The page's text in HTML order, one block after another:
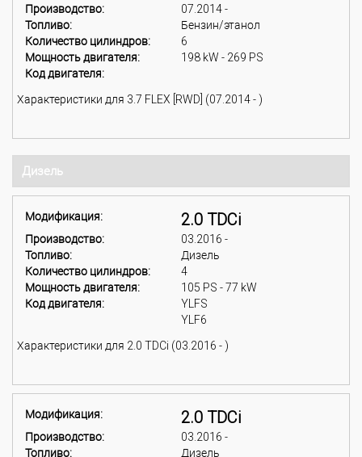
Производство:
07.2014 -
Топливо:
Бензин/этанол
Количество цилиндров:
6
Мощность двигателя:
198 kW - 269 PS
Код двигателя:
Характеристики для 3.7 FLEX [RWD] (07.2014 - )
Дизель
Модификация: 2.0 TDCi
Производство:
03.2016 -
Топливо:
Дизель
Количество цилиндров:
4
Мощность двигателя:
105 PS - 77 kW
Код двигателя:
YLFS
YLF6
Характеристики для 2.0 TDCi (03.2016 - )
Модификация: 2.0 TDCi
Производство:
03.2016 -
Топливо:
Дизель